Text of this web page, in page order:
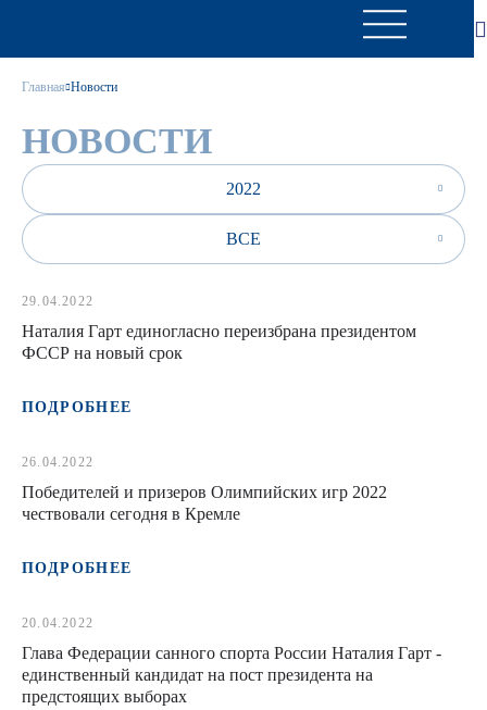
Главная Новости
НОВОСТИ
2022
ВСЕ
29.04.2022
Наталия Гарт единогласно переизбрана президентом
ФССР на новый срок
ПОДРОБНЕЕ
26.04.2022
Победителей и призеров Олимпийских игр 2022
чествовали сегодня в Кремле
ПОДРОБНЕЕ
20.04.2022
Глава Федерации санного спорта России Наталия Гарт -
единственный кандидат на пост президента на
предстоящих выборах